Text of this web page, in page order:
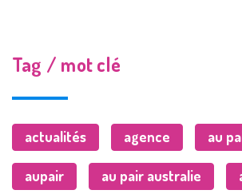
Tag / mot clé
actualités agence au
aupair au pair australie